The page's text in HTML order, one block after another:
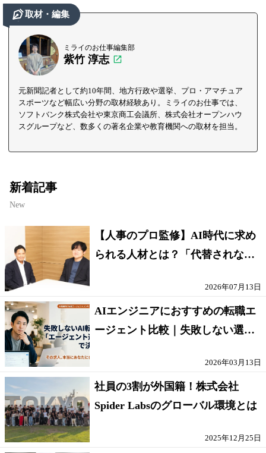
取材・編集
ミライのお仕事編集部
紫竹 淳志
元新聞記者として約10年間、地方行政や選挙、プロ・アマチュア
スポーツなど幅広い分野の取材経験あり。ミライのお仕事では、
ソフトバンク株式会社や東京商工会議所、株式会社オープンハウ
スグループなど、数多くの著名企業や教育機関への取材を担当。
新着記事
New
【人事のプロ監修】AI時代に求め
られる人材とは？「代替されない
2026年07月13日
AIエンジニアにおすすめの転職エ
ージェント比較｜失敗しない選び
2026年03月13日
社員の3割が外国籍！株式会社
Spider Labsのグローバル環境とは
2025年12月25日